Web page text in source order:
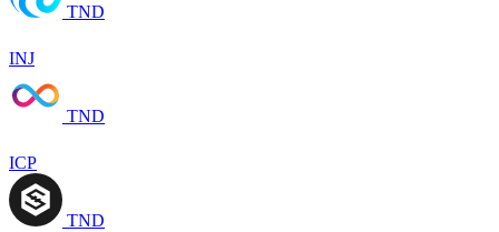
TND
INJ
TND
ICP
TND